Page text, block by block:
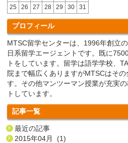
25
26 27 28 29 30 31
プロフィール
MTSC留学センターは、1996年創立
日系留学エージェントです。既に
トをしています。留学は語学学校、
院まで幅広くありますがMTSCはそ
す。その他マンツーマン授業が充実
トしています。
記事一覧
最近の記事
2015年04月 (1)